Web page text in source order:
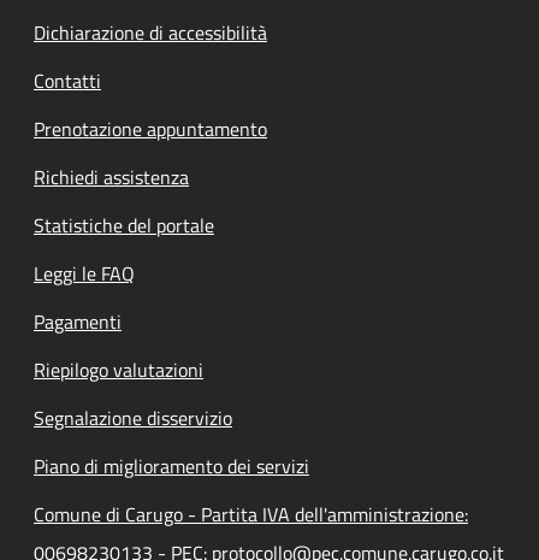
Dichiarazione di accessibilità
Contatti
Prenotazione appuntamento
Richiedi assistenza
Statistiche del portale
Leggi le FAQ
Pagamenti
Riepilogo valutazioni
Segnalazione disservizio
Piano di miglioramento dei servizi
Comune di Carugo - Partita IVA dell'amministrazione:
00698230133 - PEC: protocollo@pec.comune.carugo.co.it